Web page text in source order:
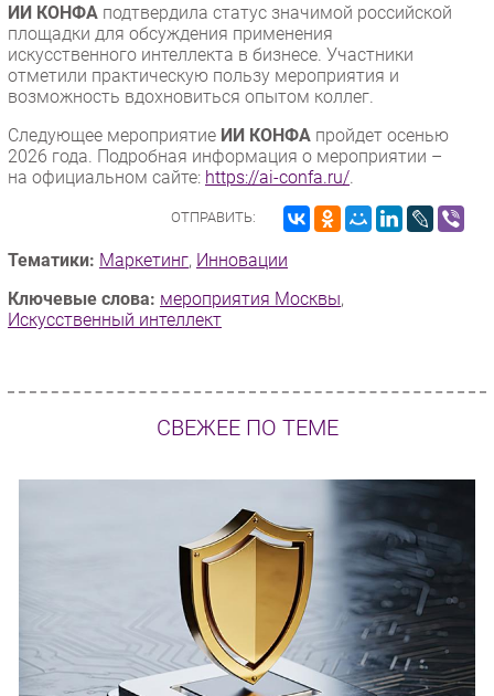
ИИ КОНФА подтвердила статус значимой российской
площадки для обсуждения применения
искусственного интеллекта в бизнесе. Участники
отметили практическую пользу мероприятия и
возможность вдохновиться опытом коллег.
Следующее мероприятие ИИ КОНФА пройдет осенью
2026 года. Подробная информация о мероприятии –
на официальном сайте: https://ai-confa.ru/
ОТПРАВИТЬ:
Тематики: Маркетинг, Инновации
Ключевые слова: мероприятия Москвы,
Искусственный интеллект
СВЕЖЕЕ ПО ТЕМЕ